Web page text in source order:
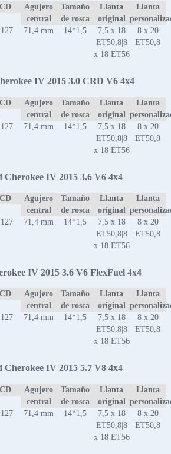
Agujero
central
Tamaño
de rosca
Llanta
original
Llanta
71,4 mm 14*1,5
7,5 x 18
ET50,8|8
x 18 ET56
8 x 20
ET50,8
IV 2015 3.0 CRD V6 4x4
Agujero
central
Tamaño
de rosca
Llanta
original
Llanta
71,4 mm 14*1,5
7,5 x 18
ET50,8|8
x 18 ET56
8 x 20
ET50,8
Cherokee IV 2015 3.6 V6 4x4
Agujero
central
Tamaño
de rosca
Llanta
original
Llanta
71,4 mm 14*1,5
7,5 x 18
ET50,8|8
x 18 ET56
8 x 20
ET50,8
IV 2015 3.6 V6 FlexFuel 4x4
Agujero
central
Tamaño
de rosca
Llanta
original
Llanta
71,4 mm 14*1,5
7,5 x 18
ET50,8|8
x 18 ET56
8 x 20
ET50,8
Cherokee IV 2015 5.7 V8 4x4
Agujero
central
Tamaño
de rosca
Llanta
original
Llanta
71,4 mm 14*1,5
7,5 x 18
ET50,8|8
x 18 ET56
8 x 20
ET50,8